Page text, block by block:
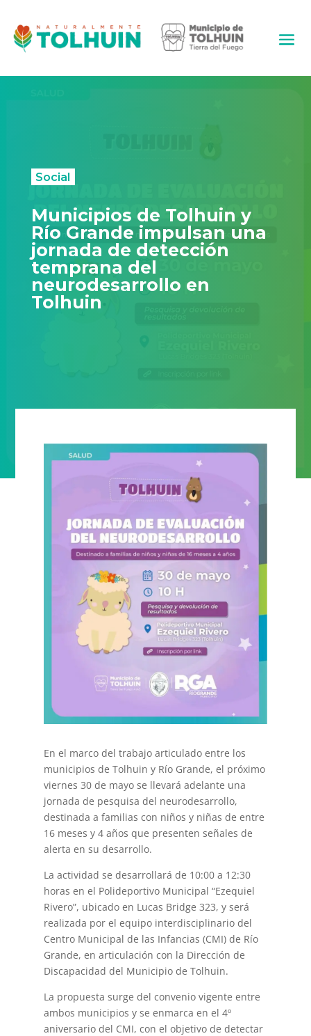
Social
Municipios de Tolhuin y
Río Grande impulsan una
jornada de detección
temprana del
neurodesarrollo en
Tolhuin
En el marco del trabajo articulado entre los
municipios de Tolhuin y Río Grande, el próximo
viernes 30 de mayo se llevará adelante una
jornada de pesquisa del neurodesarrollo,
destinada a familias con niños y niñas de entre
16 meses y 4 años que presenten señales de
alerta en su desarrollo.
La actividad se desarrollará de 10:00 a 12:30
horas en el Polideportivo Municipal “Ezequiel
Rivero”, ubicado en Lucas Bridge 323, y será
realizada por el equipo interdisciplinario del
Centro Municipal de las Infancias (CMI) de Río
Grande, en articulación con la Dirección de
Discapacidad del Municipio de Tolhuin.
La propuesta surge del convenio vigente entre
ambos municipios y se enmarca en el 4º
aniversario del CMI, con el objetivo de detectar